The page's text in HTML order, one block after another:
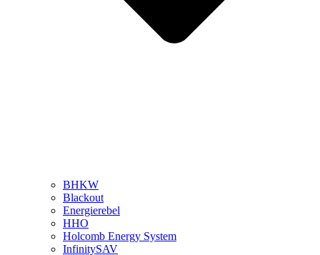
BHKW
Blackout
Energierebel
HHO
Holcomb Energy System
InfinitySAV